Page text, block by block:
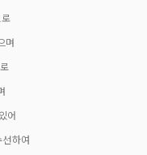
며
어
하여